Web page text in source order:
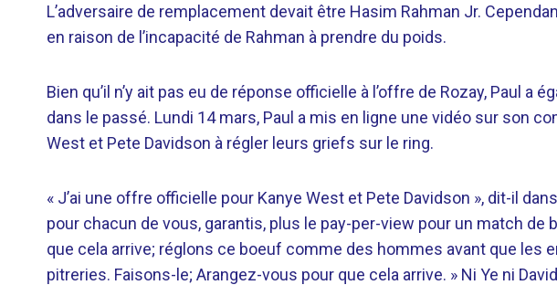
L’adversaire de remplacement devait être Hasim Rahman Jr.
en raison de l’incapacité de Rahman à prendre du poids.
Bien qu’il n’y ait pas eu de réponse officielle à l’offre de Rozay, Paul a
dans le passé. Lundi 14 mars, Paul a mis en ligne une vidéo sur son
West et Pete Davidson à régler leurs griefs sur le ring.
« J’ai une offre officielle pour Kanye West et Pete Davidson », dit-il
pour chacun de vous, garantis, plus le pay-per-view pour un match de
que cela arrive; réglons ce boeuf comme des hommes avant que les
pitreries. Faisons-le; Arangez-vous pour que cela arrive. » Ni Ye ni